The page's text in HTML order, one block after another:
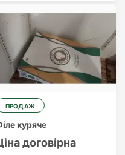
ПРОДАЖ
куряче
договірна